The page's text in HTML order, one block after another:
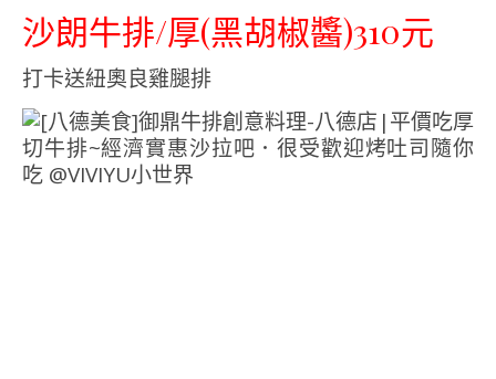
沙朗牛排/厚(黑胡椒醬)310元
打卡送紐奧良雞腿排